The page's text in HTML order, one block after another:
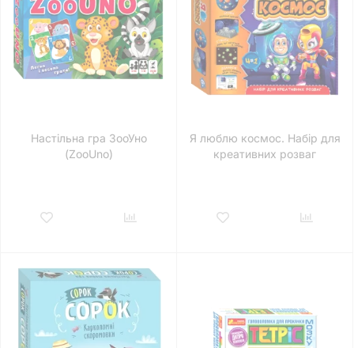
Настільна гра ЗооУно
(ZooUno)
Я люблю космос. Набір для
креативних розваг